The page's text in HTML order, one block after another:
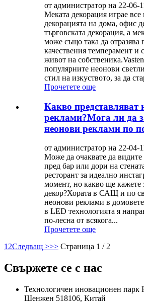
от администратор на 22-06-
Меката декорация играе
декорацията на дома, офис
търговската декорация, а
може също така да отразява
качествения темперамент и
живот на
популярните неонови
стил на изкуството, за да
Прочетете още
Какво представляват
реклами?Мога ли да
неонови реклами по
от администратор на 22-04-
Може да очаквате да
пред бар или дори на
ресторант за идеално
момент, но какво ще кажете
декор?Хората в САЩ и по
неонови реклами в
в LED технологията я
по-лесна от всякога...
Прочетете още
1 2Следващ >>> Страница 1 / 2
Свържете се с нас
Технологичен иновационен парк
Шенжен 518106, Китай